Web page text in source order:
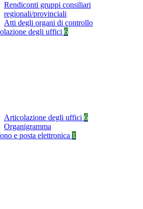
Rendiconti gruppi consiliari
regionali/provinciali
Atti degli organi di controllo
degli uffici 6
Articolazione degli uffici 6
Organigramma
e posta elettronica 1